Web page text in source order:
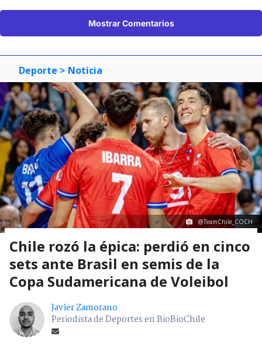
Mostrar Comentarios
Deporte > Noticia
@TeamChile_COCH
Chile rozó la épica: perdió en cinco
sets ante Brasil en semis de la
Copa Sudamericana de Voleibol
Javier Zamorano
Periodista de Deportes en BioBioChile